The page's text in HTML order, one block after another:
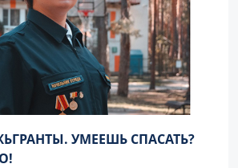
УМЕЕШЬ СПАСАТЬ?